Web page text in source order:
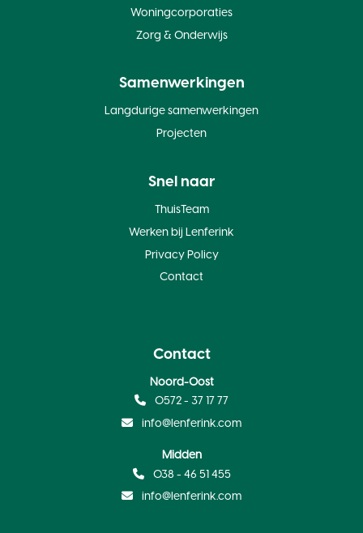
Woningcorporaties
Zorg & Onderwijs
Samenwerkingen
Langdurige samenwerkingen
Projecten
Snel naar
ThuisTeam
Werken bij Lenferink
Privacy Policy
Contact
Contact
Noord-Oost
0572 - 37 17 77
info@lenferink.com
Midden
038 - 46 51 455
info@lenferink.com